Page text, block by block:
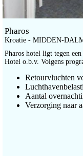
Pharos
Kroatie - MIDDEN-
Pharos hotel ligt tegen
Hotel o.b.v. Volgens
Retourvluchten
Aantal
Verzorging naar